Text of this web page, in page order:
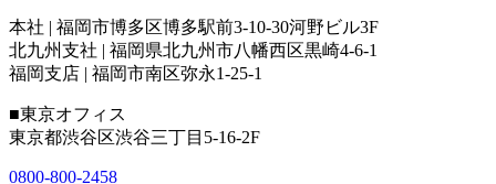
本社 | 福岡市博多区博多駅前3-10-30河野ビル3F
北九州支社 | 福岡県北九州市八幡西区黒崎4-6-1
福岡支店 | 福岡市南区弥永1-25-1
■東京オフィス
東京都渋谷区渋谷三丁目5-16-2F
0800-800-2458